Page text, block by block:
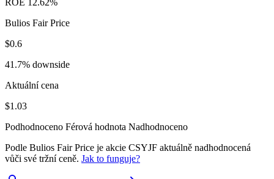
ROE 12.62%
Bulios Fair Price
$0.6
41.7% downside
Aktuální cena
$1.03
Podhodnoceno Férová hodnota Nadhodnoceno
Podle Bulios Fair Price je akcie CSYJF aktuálně nadhodnocená
vůči své tržní ceně. Jak to funguje?